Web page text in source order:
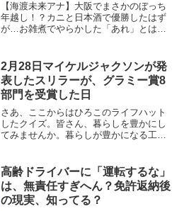
【海渡未来アナ】大阪でまさかのぼっち
年越し！？カニと日本酒で優勝したはず
が…お雑煮でやらかした「あれ」とは？
潤いがなくて苦戦してる大阪のおばちゃ
んです。さてさて、みなさ...
2月28日マイケルジャクソンが発
表したスリラーが、グラミー賞8
部門を受賞した日
さあ、ここからはひろこのライフハット
したクイズ。皆さん、暮らしを豊かにし
てみませんか。暮らしが豊かになる工夫
形式でお届けするコーナー です。はい、
今日のテーマはマイケル...
高齢ドライバーに「運転するな」
は、無責任すぎへん？免許返納後
の現実、知ってる？